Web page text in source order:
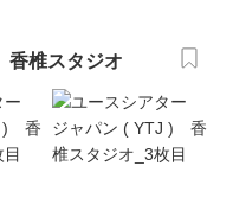
椎スタジオ